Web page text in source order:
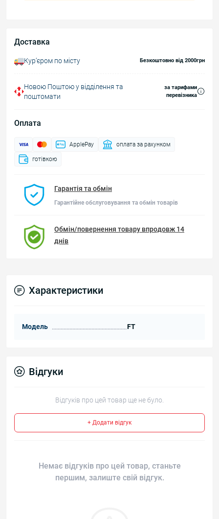
Доставка
Курʼєром по місту Безкоштовно від 2000грн
Новою Поштою у відділення та
поштомати
за тарифами
перевізника
Оплата
ApplePay оплата за рахунком
готівкою
Гарантія та обмін
Гарантійне обслуговування та обмін товарів
Обмін/повернення товару впродовж 14
днів
Характеристики
Модель FT
Відгуки
Відгуків про цей товар ще не було.
+ Додати відгук
Немає відгуків про цей товар, станьте
першим, залиште свій відгук.